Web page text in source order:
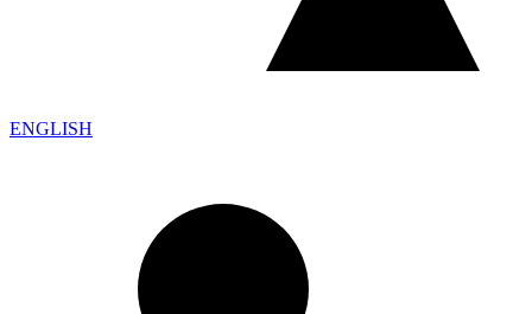
ENGLISH